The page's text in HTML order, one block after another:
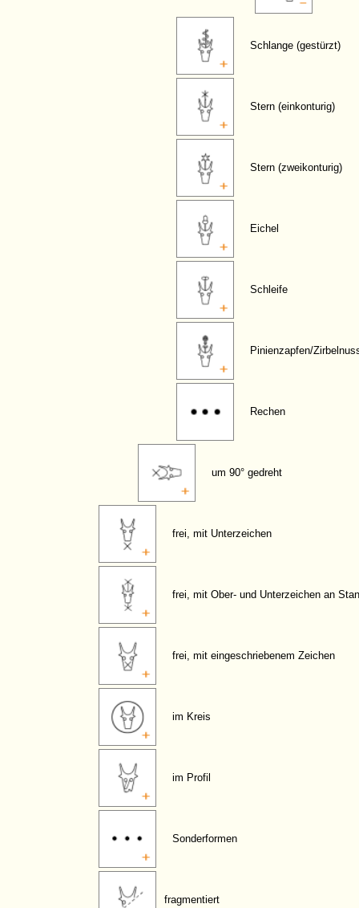
Schlange (gestürzt)
Stern (einkonturig)
Stern (zweikonturig)
Eichel
Schleife
Pinienzapfen/
Rechen
um 90° gedreht
frei, mit Unterzeichen
frei, mit Ober- und Unterzeichen an
frei, mit eingeschriebenem Zeichen
im Kreis
im Profil
Sonderformen
fragmentiert